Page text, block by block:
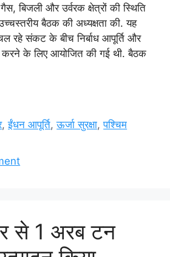
बिजली और उर्वरक क्षेत्रों की स्थिति
बैठक की अध्यक्षता की. यह
रहे संकट के बीच निर्बाध आपूर्ति और
करने के लिए आयोजित की गई थी. बैठक
,ईंधन आपूर्ति,ऊर्जा सुरक्षा,पश्चिम
से 1 अरब टन